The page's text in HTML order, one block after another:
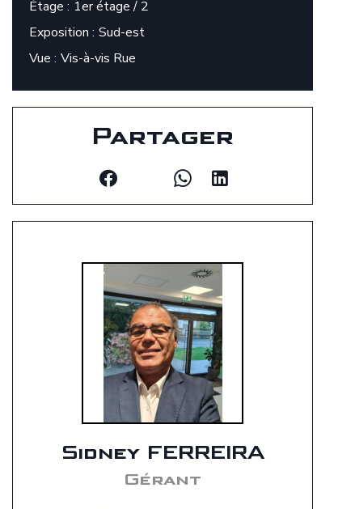
Étage
1er étage / 2
Exposition Sud-est
Vue Vis-à-vis Rue
Partager
Sidney FERREIRA
Gérant